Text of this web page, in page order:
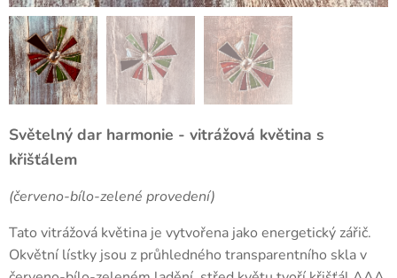
Světelný dar harmonie - vitrážová květina s
křišťálem
(červeno-bílo-zelené provedení)
Tato vitrážová květina je vytvořena jako energetický zářič.
Okvětní lístky jsou z průhledného transparentního skla v